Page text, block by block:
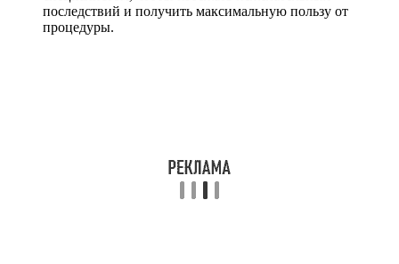
последствий и получить максимальную пользу от
процедуры.